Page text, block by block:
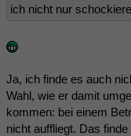
ich nicht nur
Ja, ich finde es auch
Wahl, wie er damit
kommen: bei einem
nicht auffliegt. Das